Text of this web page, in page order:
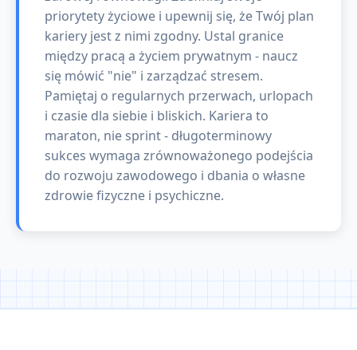
priorytety życiowe i upewnij się, że Twój plan
kariery jest z nimi zgodny. Ustal granice
między pracą a życiem prywatnym - naucz
się mówić "nie" i zarządzać stresem.
Pamiętaj o regularnych przerwach, urlopach
i czasie dla siebie i bliskich. Kariera to
maraton, nie sprint - długoterminowy
sukces wymaga zrównoważonego podejścia
do rozwoju zawodowego i dbania o własne
zdrowie fizyczne i psychiczne.